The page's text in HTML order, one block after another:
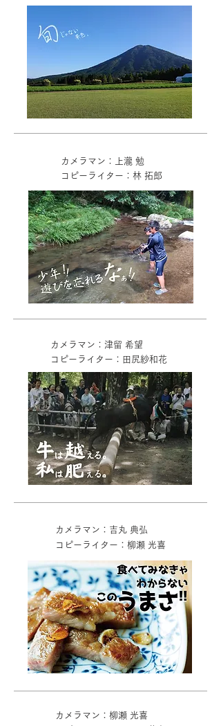
カメラマン：上瀧 勉
コピーライター：林 拓郎
カメラマン：津留 希望
コピーライター：田尻紗和花
カメラマン：吉丸 典弘
コピーライター：柳瀬 光喜
カメラマン：柳瀬 光喜